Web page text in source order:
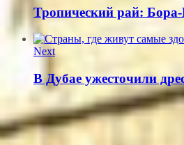
Тропический рай:
Next
В Дубае ужесточили